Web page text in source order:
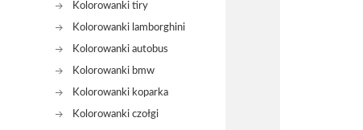
Kolorowanki tiry
Kolorowanki lamborghini
Kolorowanki autobus
Kolorowanki bmw
Kolorowanki koparka
Kolorowanki czołgi